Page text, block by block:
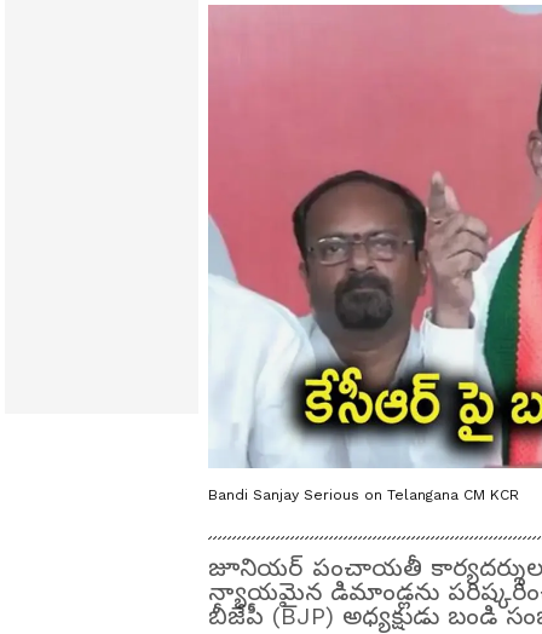
Bandi Sanjay Serious on Telangana CM KCR
జూనియర్ పంచాయతీ
న్యాయమైన డిమాండ్లను
బీజేపీ (BJP) అధ్యక్షుడు బండి